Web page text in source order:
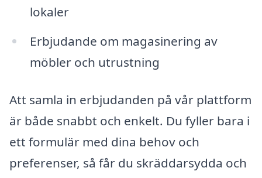
lokaler
Erbjudande om magasinering av
möbler och utrustning
Att samla in erbjudanden på vår plattform
är både snabbt och enkelt. Du fyller bara i
ett formulär med dina behov och
preferenser, så får du skräddarsydda och